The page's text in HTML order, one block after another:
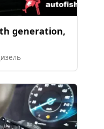
generation,